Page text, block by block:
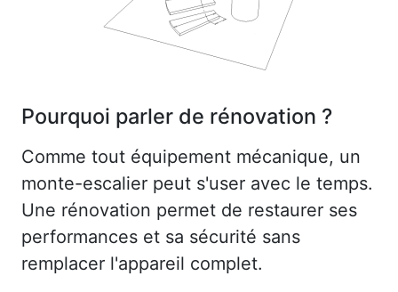
Pourquoi parler de rénovation ?
Comme tout équipement mécanique, un
monte-escalier peut s'user avec le temps.
Une rénovation permet de restaurer ses
performances et sa sécurité sans
remplacer l'appareil complet.